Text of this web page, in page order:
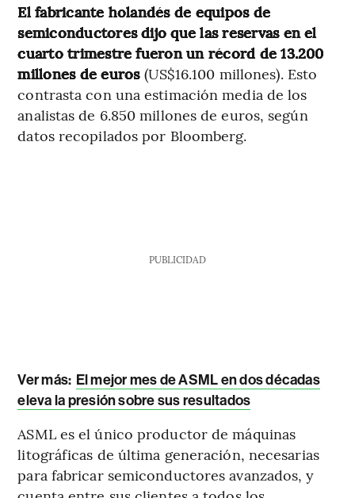
El fabricante holandés de equipos de
semiconductores dijo que las reservas en el
cuarto trimestre fueron un récord de 13.200
millones de euros(US$16.100 millones). Esto
contrasta con una estimación media de los
analistas de 6.850 millones de euros, según
datos recopilados por Bloomberg.
PUBLICIDAD
Ver más: El mejor mes de ASML en dos décadas
eleva la presión sobre sus resultados
ASML es el único productor de máquinas
litográficas de última generación, necesarias
para fabricar semiconductores avanzados, y